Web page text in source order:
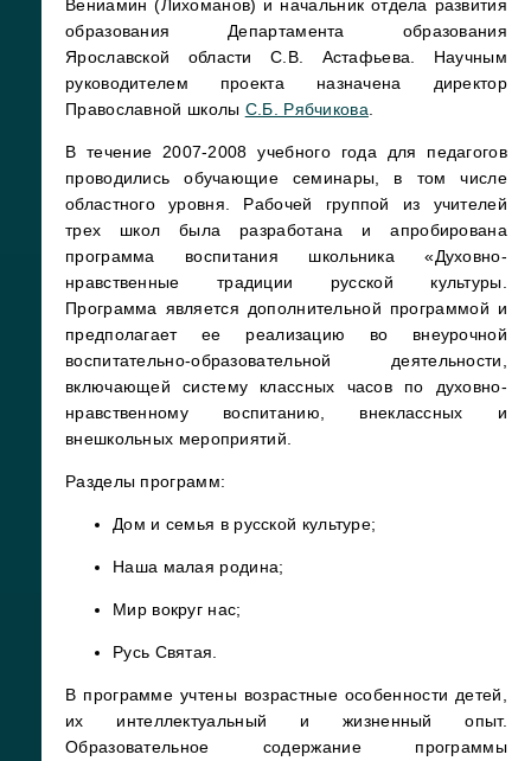
Вениамин (Лихоманов) и начальник отдела развития
образования Департамента образования
Ярославской области С.В. Астафьева. Научным
руководителем проекта назначена директор
Православной школы С.Б. Рябчикова
В течение 2007-2008 учебного года для педагогов
проводились обучающие семинары, в том числе
областного уровня. Рабочей группой из учителей
трех школ была разработана и апробирована
программа воспитания школьника «Духовно-
нравственные традиции русской культуры.
Программа является дополнительной программой и
предполагает ее реализацию во внеурочной
воспитательно-образовательной деятельности,
включающей систему классных часов по духовно-
нравственному воспитанию, внеклассных и
внешкольных мероприятий.
Разделы программ:
Дом и семья в русской культуре;
Наша малая родина;
Мир вокруг нас;
Русь Святая.
В программе учтены возрастные особенности детей,
их интеллектуальный и жизненный опыт.
Образовательное содержание программы